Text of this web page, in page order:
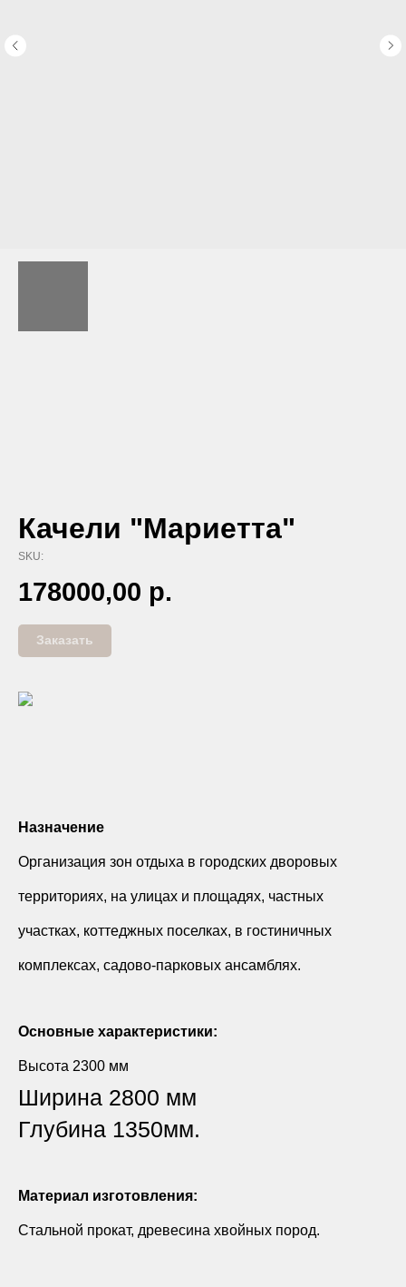
Качели "Мариетта"
SKU:
178000,00 р.
Заказать
Назначение
Организация зон отдыха в городских дворовых
территориях, на улицах и площадях, частных
участках, коттеджных поселках, в гостиничных
комплексах, садово-парковых ансамблях.
Основные характеристики:
Высота 2300 мм
Ширина 2800 мм
Глубина 1350мм.
Материал изготовления:
Стальной прокат, древесина хвойных пород.